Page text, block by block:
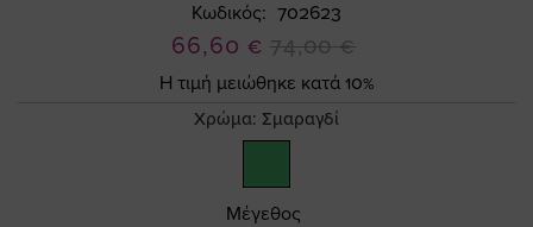
Κωδικός 702623
Ειδική
Τιμή
66,60 € 74,00 €
Η τιμή μειώθηκε κατά 10%
Χρώμα: Σμαραγδί
Μέγεθος